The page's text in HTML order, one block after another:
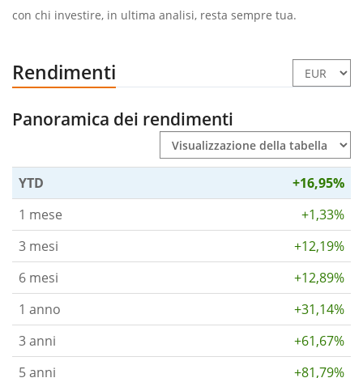
con chi investire, in ultima analisi, resta sempre tua.
Rendimenti
Panoramica dei rendimenti
YTD
+16,95%
1 mese
+1,33%
3 mesi
+12,19%
6 mesi
+12,89%
1 anno
+31,14%
3 anni
+61,67%
5 anni
+81,79%